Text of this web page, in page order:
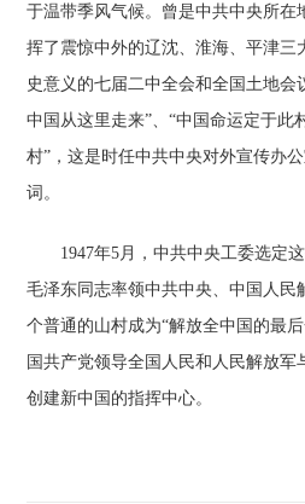
于温带季风气候。曾是中共中央所在
挥了震惊中外的辽沈、淮海、平津三
史意义的七届二中全会和全国土地会
中国从这里走来”、“中国命运定于此
村”，这是时任中共中央对外宣传办
词。
1947年5月，中共中央工委选定
毛泽东同志率领中共中央、中国人民
个普通的山村成为“解放全中国的最
国共产党领导全国人民和人民解放军
创建新中国的指挥中心。